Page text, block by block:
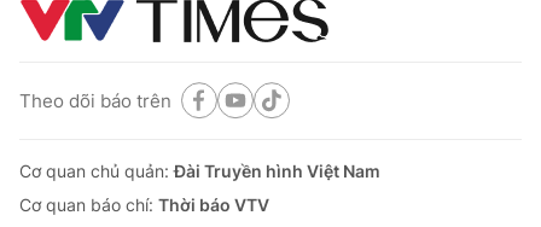
Theo dõi báo trên
Cơ quan chủ quản:Đài Truyền hình Việt Nam
Cơ quan báo chí: Thời báo VTV